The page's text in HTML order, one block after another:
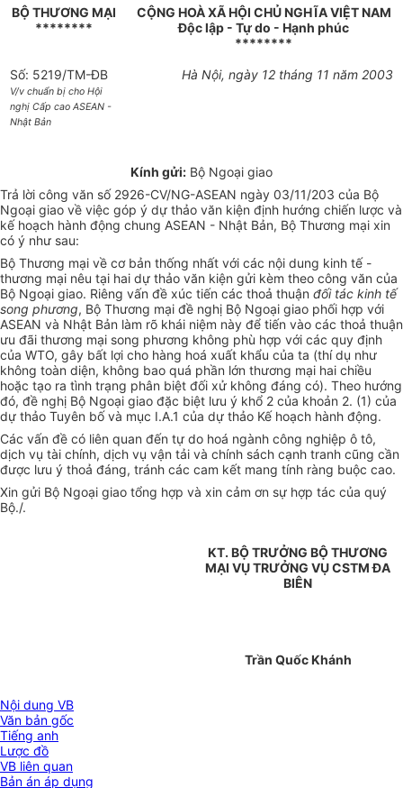
BỘ THƯƠNG MẠI
********
CỘNG HOÀ XÃ HỘI CHỦ NGHĨA VIỆT NAM
Độc lập - Tự do - Hạnh phúc
********
Số: 5219/TM-ĐB
V/v chuẩn bị cho Hội
nghị Cấp cao ASEAN -
Nhật Bản
Hà Nội, ngày 12 tháng 11 năm 2003
Kính gửi: Bộ Ngoại giao
Trả lời công văn số 2926-CV/NG-ASEAN ngày 03/11/203 của Bộ
Ngoại giao về việc góp ý dự thảo văn kiện định hướng chiến lược và
kế hoạch hành động chung ASEAN - Nhật Bản, Bộ Thương mại xin
có ý như sau:
Bộ Thương mại về cơ bản thống nhất với các nội dung kinh tế -
thương mại nêu tại hai dự thảo văn kiện gửi kèm theo công văn của
Bộ Ngoại giao. Riêng vấn đề xúc tiến các thoả thuận đối tác kinh tế
song phương, Bộ Thương mại đề nghị Bộ Ngoại giao phối hợp với
ASEAN và Nhật Bản làm rõ khái niệm này để tiến vào các thoả thuận
ưu đãi thương mại song phương không phù hợp với các quy định
của WTO, gây bất lợi cho hàng hoá xuất khẩu của ta (thí dụ như
không toàn diện, không bao quá phần lớn thương mại hai chiều
hoặc tạo ra tình trạng phân biệt đối xử không đáng có). Theo hướng
đó, đề nghị Bộ Ngoại giao đặc biệt lưu ý khổ 2 của khoản 2. (1) của
dự thảo Tuyên bố và mục I.A.1 của dự thảo Kế hoạch hành động.
Các vấn đề có liên quan đến tự do hoá ngành công nghiệp ô tô,
dịch vụ tài chính, dịch vụ vận tải và chính sách cạnh tranh cũng cần
được lưu ý thoả đáng, tránh các cam kết mang tính ràng buộc cao.
Xin gửi Bộ Ngoại giao tổng hợp và xin cảm ơn sự hợp tác của quý
Bộ./.
KT. BỘ TRƯỞNG BỘ THƯƠNG
MẠI VỤ TRƯỞNG VỤ CSTM ĐA
BIÊN
Trần Quốc Khánh
Nội dung VB
Văn bản gốc
Tiếng anh
Lược đồ
VB liên quan
Bản án áp dụng